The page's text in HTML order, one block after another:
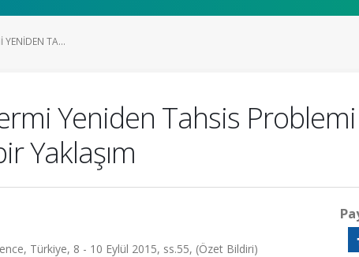
YENIDEN TA...
Yeniden Tahsis
Yaklaşım
Türkiye, 8 - 10 Eylül 2015, ss.55, (Özet Bildiri)